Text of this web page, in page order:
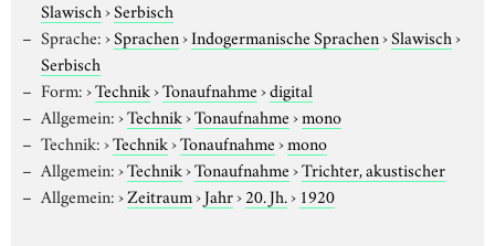
Slawisch›Serbisch
Sprache:›Sprachen›Indogermanische Sprachen›Slawisch›
Serbisch
Form:›Technik›Tonaufnahme›digital
Allgemein:›Technik›Tonaufnahme›mono
Technik:›Technik›Tonaufnahme›mono
Allgemein:›Technik›Tonaufnahme›Trichter, akustischer
Allgemein:›Zeitraum›Jahr›20. Jh.› 1920